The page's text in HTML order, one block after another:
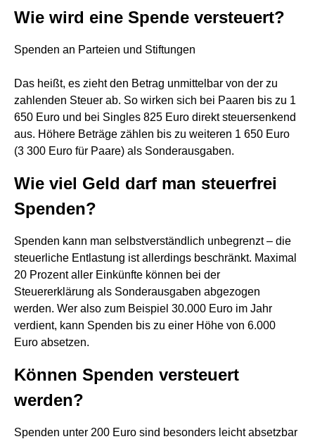
Wie wird eine Spende versteuert?
Spenden an Parteien und Stiftungen
Das heißt, es zieht den Betrag unmittelbar von der zu
zahlenden Steuer ab. So wirken sich bei Paaren bis zu 1
650 Euro und bei Singles 825 Euro direkt steuersenkend
aus. Höhere Beträge zählen bis zu weiteren 1 650 Euro
(3 300 Euro für Paare) als Sonderausgaben.
Wie viel Geld darf man steuerfrei
Spenden?
Spenden kann man selbstverständlich unbegrenzt – die
steuerliche Entlastung ist allerdings beschränkt. Maximal
20 Prozent aller Einkünfte können bei der
Steuererklärung als Sonderausgaben abgezogen
werden. Wer also zum Beispiel 30.000 Euro im Jahr
verdient, kann Spenden bis zu einer Höhe von 6.000
Euro absetzen.
Können Spenden versteuert
werden?
Spenden unter 200 Euro sind besonders leicht absetzbar